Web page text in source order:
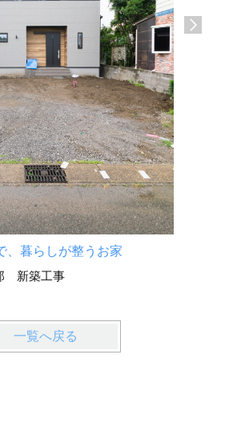
、暮らしが整うお家
新築工事
介護施
一覧へ戻る